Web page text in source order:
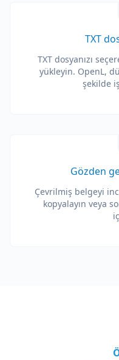
TXT
TXT dosyanızı
yükleyin. OpenL,
şekilde
Gözden
Çevrilmiş belgeyi
kopyalayın veya